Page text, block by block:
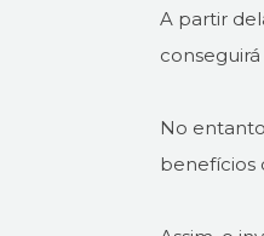
A partir
No
benefícios